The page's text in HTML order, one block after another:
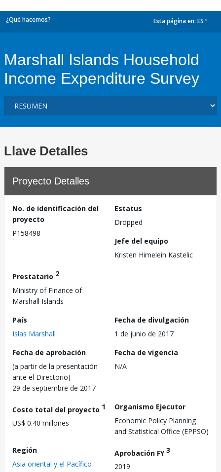
¿Qué hacemos? Esta página en: ES
Marshall Islands Household
Income Expenditure Survey
Llave Detalles
Proyecto Detalles
No. de identificación del
proyecto
P158498
Estatus
Dropped
Jefe del equipo
Kristen Himelein Kastelic
Prestatario 2
Ministry of Finance of
Marshall Islands
País
Islas Marshall
Fecha de divulgación
1 de junio de 2017
Fecha de aprobación
(a partir de la presentación
ante el Directorio)
29 de septiembre de 2017
Fecha de vigencia
N/A
Costo total del proyecto 1
US$ 0.40 millones
Organismo Ejecutor
Economic Policy Planning
and Statistical Office (EPPSO)
Región
Asia oriental y el Pacífico
Aprobación FY3
2019